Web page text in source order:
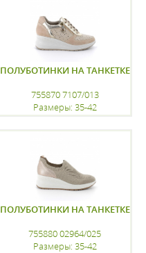
ПОЛУБОТИНКИ НА ТАНКЕТКЕ
755870 7107/013
Размеры: 35-42
ПОЛУБОТИНКИ НА ТАНКЕТКЕ
755880 02964/025
Размеры: 35-42